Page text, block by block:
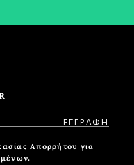
Απορρήτου για